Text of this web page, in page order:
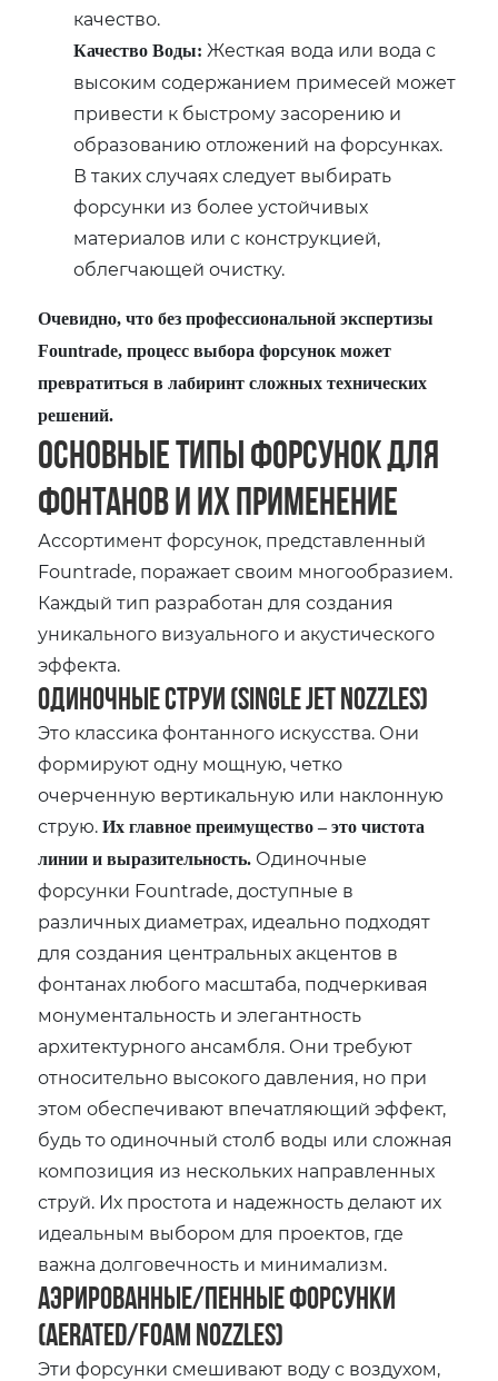
качество.
Качество Воды: Жесткая вода или вода с
высоким содержанием примесей может
привести к быстрому засорению и
образованию отложений на форсунках.
В таких случаях следует выбирать
форсунки из более устойчивых
материалов или с конструкцией,
облегчающей очистку.
Очевидно, что без профессиональной экспертизы
Fountrade, процесс выбора форсунок может
превратиться в лабиринт сложных технических
решений.
Основные типы форсунок для
фонтанов и их применение
Ассортимент форсунок, представленный
Fountrade, поражает своим многообразием.
Каждый тип разработан для создания
уникального визуального и акустического
эффекта.
Одиночные струи (Single Jet Nozzles)
Это классика фонтанного искусства. Они
формируют одну мощную, четко
очерченную вертикальную или наклонную
струю.Их главное преимущество – это чистота
линии и выразительность. Одиночные
форсунки Fountrade, доступные в
различных диаметрах, идеально подходят
для создания центральных акцентов в
фонтанах любого масштаба, подчеркивая
монументальность и элегантность
архитектурного ансамбля. Они требуют
относительно высокого давления, но при
этом обеспечивают впечатляющий эффект,
будь то одиночный столб воды или сложная
композиция из нескольких направленных
струй. Их простота и надежность делают их
идеальным выбором для проектов, где
важна долговечность и минимализм.
Аэрированные/Пенные форсунки
(Aerated/Foam Nozzles)
Эти форсунки смешивают воду с воздухом,